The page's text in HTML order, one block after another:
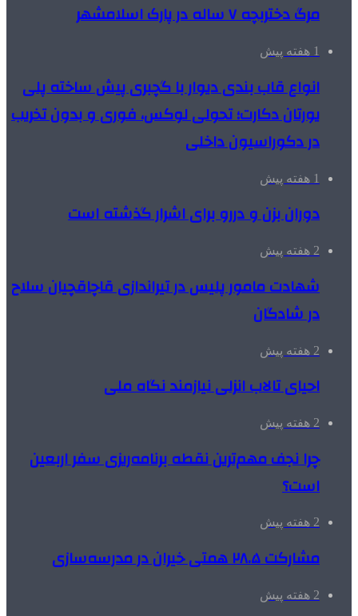
مرگ دختربچه ۷ ساله در پارک اسلامشهر
1 هفته پیش
انواع قاب بندی دیوار با گچبری پیش ساخته پلی
یورتان دکارت؛ تحولی لوکس، فوری و بدون تخریب
در دکوراسیون داخلی
1 هفته پیش
دوران بزن و دررو برای اشرار گذشته است
2 هفته پیش
شهادت مامور پلیس در تیراندازی قاچاقچیان سلاح
در شادگان
2 هفته پیش
احیای تالاب انزلی نیازمند نگاه ملی
2 هفته پیش
چرا نجف مهم‌ترین نقطه برنامه‌ریزی سفر اربعین
است؟
2 هفته پیش
مشارکت ۲۸.۵ همتی خیران در مدرسه‌سازی
2 هفته پیش